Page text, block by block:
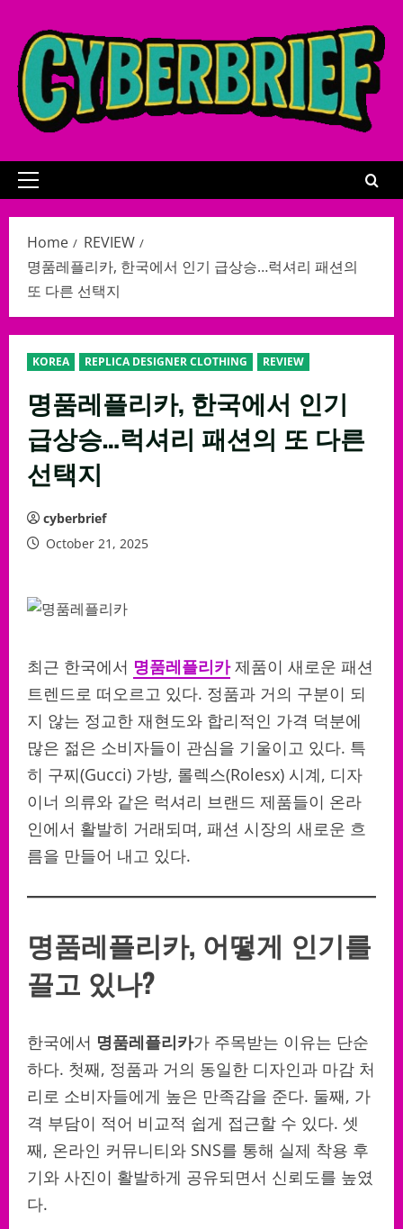
content
Primary
Home
REVIEW
명품레플리카, 한국에서 인기 급상승…럭셔리 패션의
또 다른 선택지
KOREA REPLICA DESIGNER CLOTHING REVIEW
명품레플리카, 한국에서 인기
급상승…럭셔리 패션의 또 다른
선택지
cyberbrief
October 21, 2025
최근 한국에서 명품레플리카제품이 새로운 패션
트렌드로 떠오르고 있다. 정품과 거의 구분이 되
지 않는 정교한 재현도와 합리적인 가격 덕분에
많은 젊은 소비자들이 관심을 기울이고 있다. 특
히 구찌(Gucci) 가방, 롤렉스(Rolesx) 시계, 디자
이너 의류와 같은 럭셔리 브랜드 제품들이 온라
인에서 활발히 거래되며, 패션 시장의 새로운 흐
름을 만들어 내고 있다.
명품레플리카, 어떻게 인기를
끌고 있나?
한국에서 명품레플리카가 주목받는 이유는 단순
하다. 첫째, 정품과 거의 동일한 디자인과 마감 처
리로 소비자들에게 높은 만족감을 준다. 둘째, 가
격 부담이 적어 비교적 쉽게 접근할 수 있다. 셋
째, 온라인 커뮤니티와 SNS를 통해 실제 착용 후
기와 사진이 활발하게 공유되면서 신뢰도를 높였
다.